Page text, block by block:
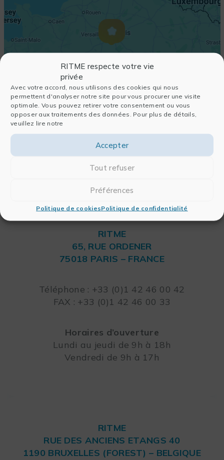
RITME respecte votre vie
privée
Avec votre accord, nous utilisons des cookies qui nous
permettent d'analyser notre site pour vous procurer une visite
optimale. Vous pouvez retirer votre consentement ou vous
opposer aux traitements des données. Pour plus de détails,
veuillez lire notre
Accepter
Tout refuser
Préférences
Politique de cookiesPolitique de confidentialité
RITME
65, RUE ORDENER
75018 PARIS – FRANCE
Téléphone : +33 (0)1 42 46 00 42
FAX : +33 (0)1 42 46 00 33
Horaires d’ouverture
Lundi au jeudi de 9h à 18h
Vendredi de 9h à 17h
RITME
RUE DES ANCIENS ETANGS 40
1190 BRUXELLES (FOREST) – BELGIQUE